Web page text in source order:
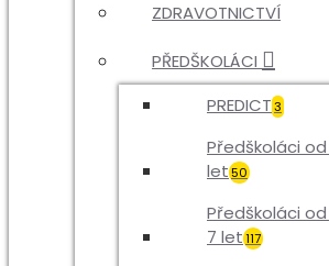
ZDRAVOTNICTVÍ
PŘEDŠKOLÁCI
PREDICT3
Předškoláci
let50
Předškoláci
7 let117